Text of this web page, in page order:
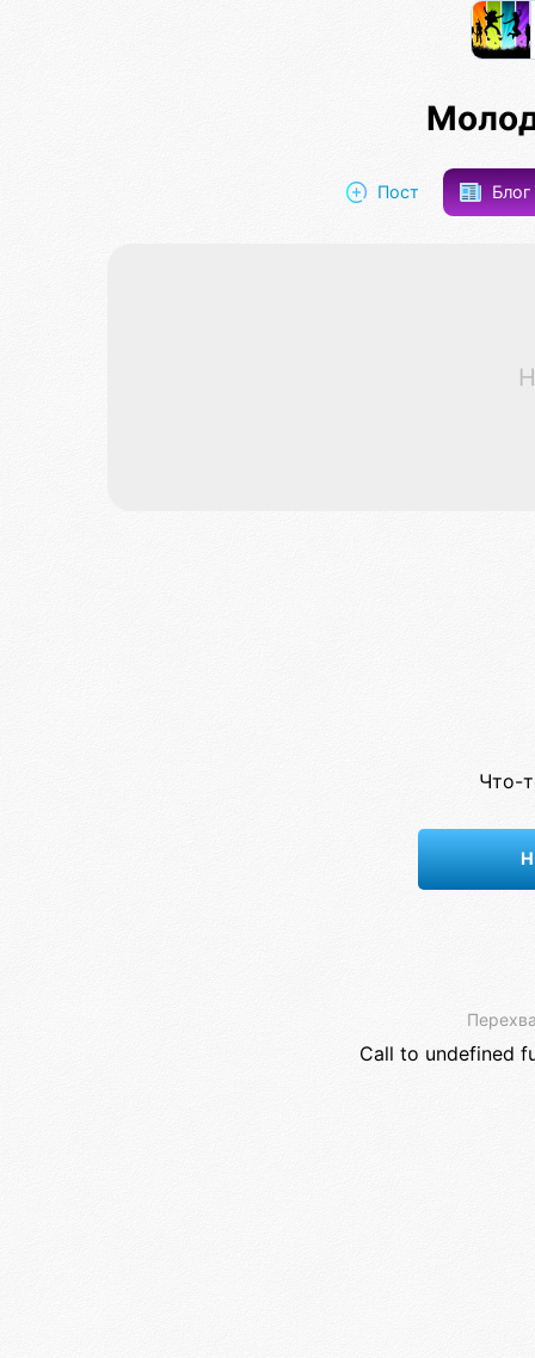
Пост Блог
Что-
Call to undefined